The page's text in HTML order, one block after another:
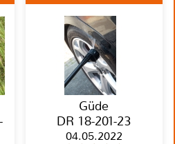
Güde
DR 18-201-23
04.05.2022